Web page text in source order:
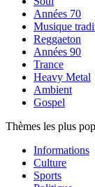
Années 70
Musique
Reggaeton
Années 90
Trance
Heavy Metal
Ambient
Gospel
Thèmes les plus
Informations
Culture
Sports